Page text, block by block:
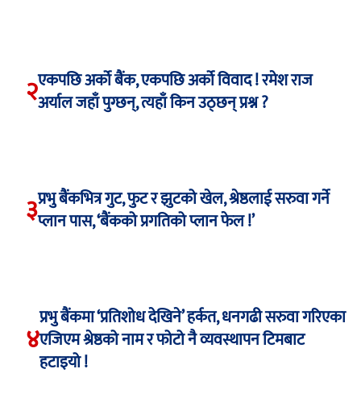
२एकपछि अर्को बैंक, एकपछि अर्को विवाद ! रमेश राज
अर्याल जहाँ पुग्छन्, त्यहाँ किन उठ्छन् प्रश्न ?
३प्रभु बैंकभित्र गुट, फुट र झुटको खेल, श्रेष्ठलाई सरुवा गर्ने
प्लान पास, ‘बैंकको प्रगतिको प्लान फेल !’
४
प्रभु बैंकमा ‘प्रतिशोध देखिने’ हर्कत, धनगढी सरुवा गरिएका
एजिएम श्रेष्ठको नाम र फोटो नै व्यवस्थापन टिमबाट
हटाइयो !